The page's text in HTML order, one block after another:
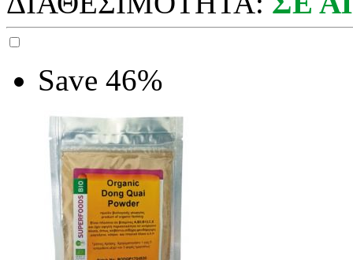
Save 46%